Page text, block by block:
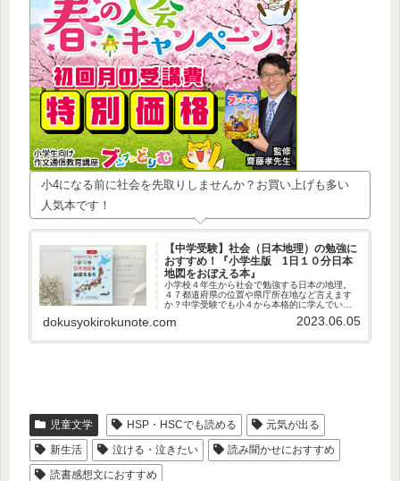
小4になる前に社会を先取りしませんか？お買い上げも多い
人気本です！
【中学受験】社会（日本地理）の勉強に
おすすめ！『小学生版 1日１０分日本
地図をおぼえる本』
小学校４年生から社会で勉強する日本の地理。
４７都道府県の位置や県庁所在地など言えます
か？中学受験でも小４から本格的に学んでいき
生から遊んで覚えられる良書です！
dokusyokirokunote.com 2023.06.05
児童文学 HSP・HSCでも読める
元気が出る
新生活
泣ける・泣きたい
読み聞かせにおすすめ
読書感想文におすすめ